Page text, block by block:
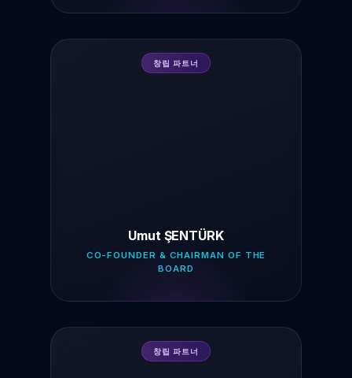
창립 파트너
Umut ŞENTÜRK
CO-FOUNDER & CHAIRMAN OF THE
BOARD
창립 파트너